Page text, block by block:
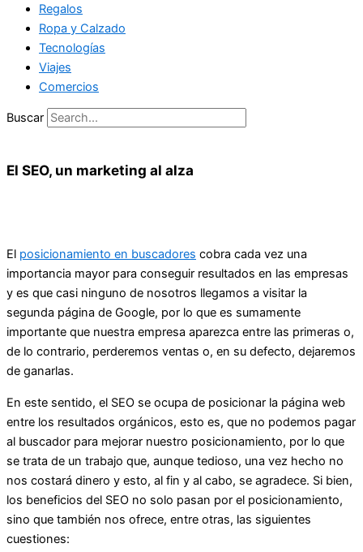
Regalos
Ropa y Calzado
Tecnologías
Viajes
Comercios
Buscar
El SEO, un marketing al alza
El posicionamiento en buscadores cobra cada vez una
importancia mayor para conseguir resultados en las empresas
y es que casi ninguno de nosotros llegamos a visitar la
segunda página de Google, por lo que es sumamente
importante que nuestra empresa aparezca entre las primeras o,
de lo contrario, perderemos ventas o, en su defecto, dejaremos
de ganarlas.
En este sentido, el SEO se ocupa de posicionar la página web
entre los resultados orgánicos, esto es, que no podemos pagar
al buscador para mejorar nuestro posicionamiento, por lo que
se trata de un trabajo que, aunque tedioso, una vez hecho no
nos costará dinero y esto, al fin y al cabo, se agradece. Si bien,
los beneficios del SEO no solo pasan por el posicionamiento,
sino que también nos ofrece, entre otras, las siguientes
cuestiones: